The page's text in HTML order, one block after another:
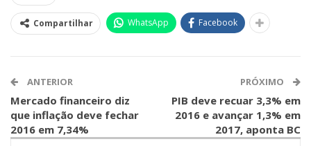
Compartilhar WhatsApp Facebook
ANTERIOR
Mercado financeiro diz
que inflação deve fechar
2016 em 7,34%
PRÓXIMO
PIB deve recuar 3,3% em
2016 e avançar 1,3% em
2017, aponta BC